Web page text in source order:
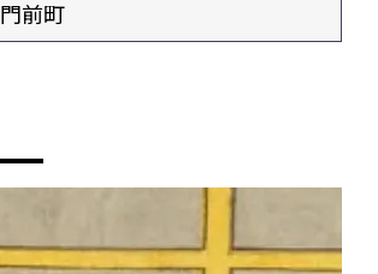
門前町